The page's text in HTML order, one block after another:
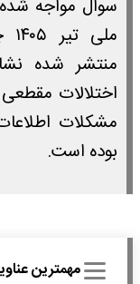
سوال مواجه
منتشر شده
اختلالات
مشکلات
بوده است.
مهمترین